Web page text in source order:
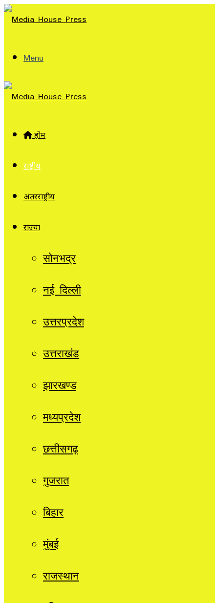
Menu
होम
राष्ट्रीय
अंतरराष्ट्रीय
राज्यों
सोनभद्र
नई दिल्ली
उत्तरप्रदेश
उत्तराखंड
झारखण्ड
मध्यप्रदेश
छत्तीसगढ़
गुजरात
बिहार
मुंबई
राजस्थान